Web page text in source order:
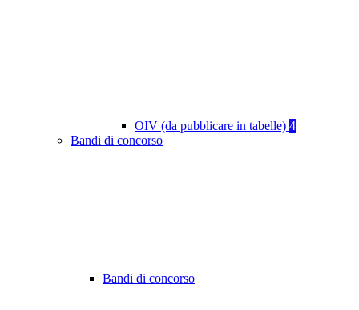
OIV (da pubblicare in tabelle) 4
Bandi di concorso
Bandi di concorso